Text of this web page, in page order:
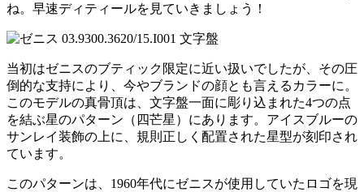
ね。早速ディティールを見ていきましょう！
当初はゼニスのブティック限定に近い扱いでしたが、その圧
倒的な支持により、今やブランドの顔とも言えるカラーに。
このモデルの真骨頂は、文字盤一面に彫り込まれた4つの点
を結ぶ星のパターン（四芒星）にあります。アイスブルーの
サンレイ装飾の上に、規則正しく配置された星型が刻印され
ています。
このパターンは、1960年代にゼニスが使用していたロゴを現